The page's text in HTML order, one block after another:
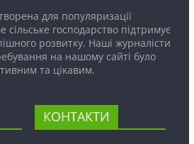
для популяризації
господарство підтримує
розвитку. Наші журналісти
на нашому сайті було
та цікавим.
КОНТАКТИ